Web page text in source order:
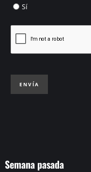
Sí
ENVÍA
Semana pasada